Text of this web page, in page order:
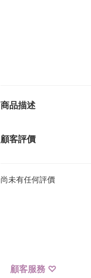
商品描述
顧客評價
尚未有任何評價
顧客服務 ♡